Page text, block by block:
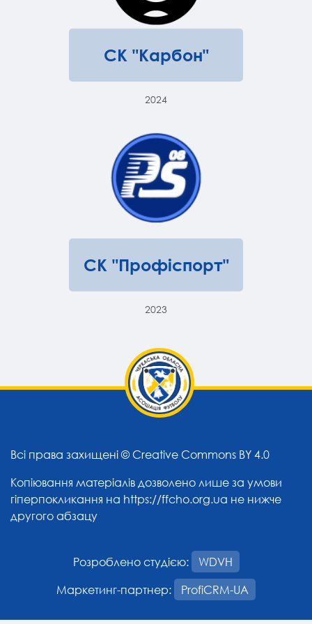
СК "Карбон"
2024
СК "Профіспорт"
2023
Всі права захищені © Creative Commons BY 4.0
Копіювання матеріалів дозволено лише за умови
гіперпокликання на https://ffcho.org.ua не нижче
другого абзацу
Розроблено студією:
WDVH
Маркетинг-партнер:
ProfiCRM-UA